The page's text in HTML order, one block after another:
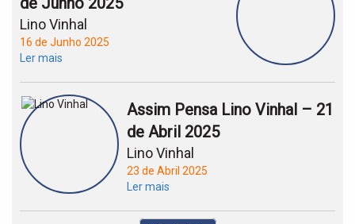
Lino Vinhal
16 de Junho 2025
Ler mais
Assim Pensa Lino Vinhal – 21
de Abril 2025
Lino Vinhal
23 de Abril 2025
Ler mais